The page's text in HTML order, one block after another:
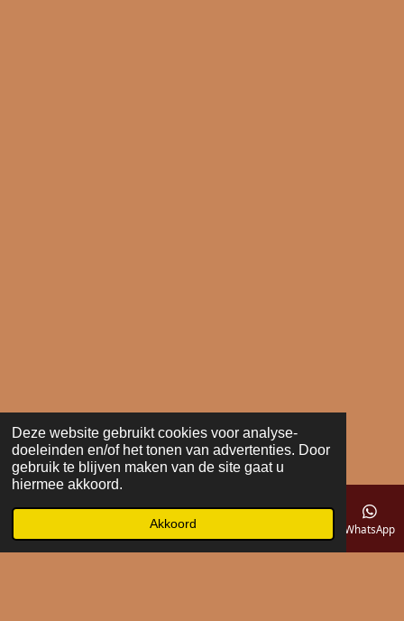
Deze website gebruikt cookies voor analyse-
doeleinden en/of het tonen van advertenties. Door
gebruik te blijven maken van de site gaat u
hiermee akkoord.
Akkoord
Telefoonnummer WhatsApp